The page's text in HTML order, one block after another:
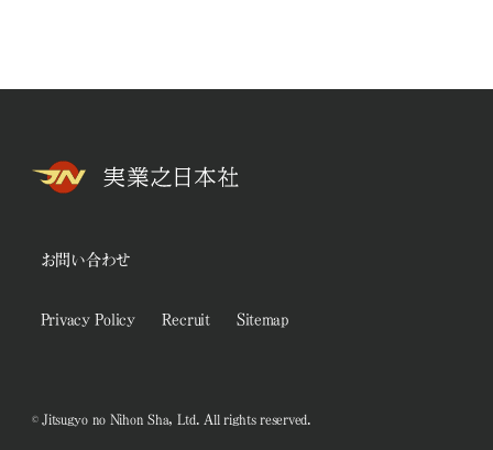
お問い合わせ
Privacy Policy Recruit Sitemap
© Jitsugyo no Nihon Sha, Ltd. All rights reserved.